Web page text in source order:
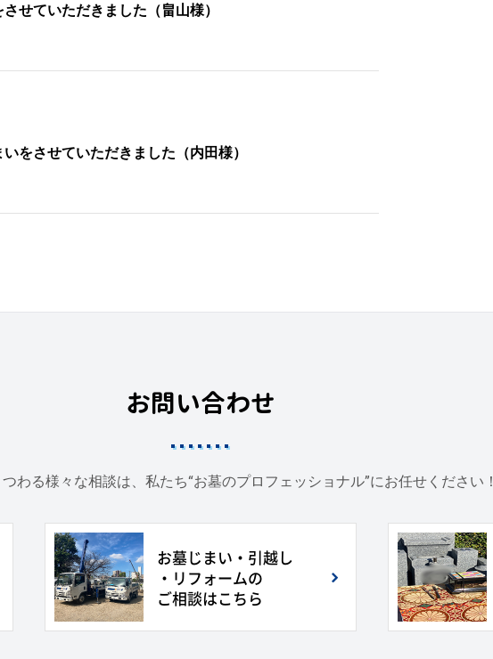
せていただきました（畠山様）
をさせていただきました（内田様）
お問い合わせ
わる様々な相談は、私たち“お墓のプロフェッショナル”にお任せください！
お墓じまい・引越し
・リフォームの
ご相談はこちら